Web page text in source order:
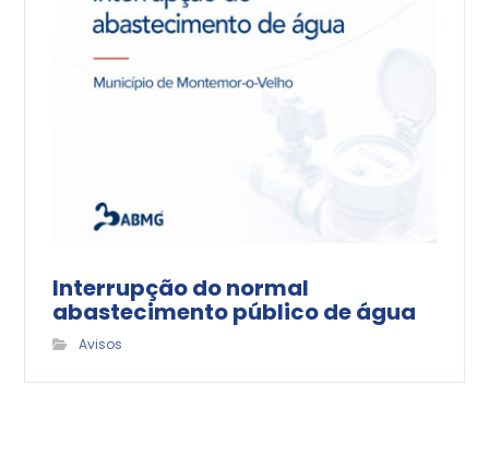
Interrupção do normal
abastecimento público de água
Avisos